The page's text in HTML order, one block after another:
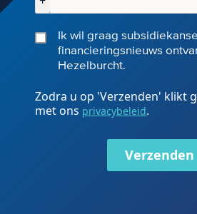
Ik wil graag
financieringsnieuws
Hezelburcht.
Zodra u op 'Verzenden' klikt
met ons privacybeleid.
Verzenden